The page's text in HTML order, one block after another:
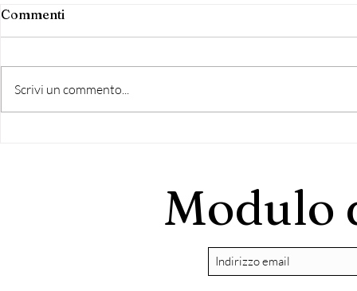
oncologici"
Commenti
Scrivi un commento...
Modulo